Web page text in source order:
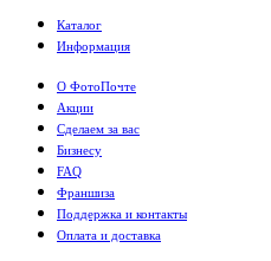
Каталог
Информация
О ФотоПочте
Акции
Сделаем за вас
Бизнесу
FAQ
Франшиза
Поддержка и контакты
Оплата и доставка